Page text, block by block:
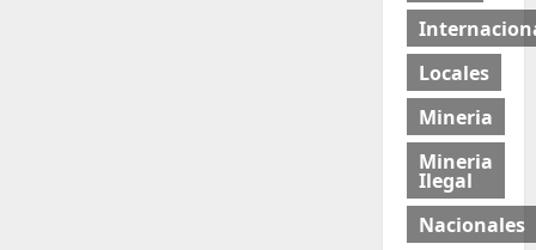
Locales
Mineria
Mineria
Ilegal
Nacionales